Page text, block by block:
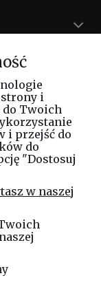
188
i
do Twoich
i przejść do
do
"Dostosuj
w naszej